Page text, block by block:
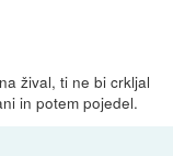
žival, ti ne bi crkljal
in potem pojedel.